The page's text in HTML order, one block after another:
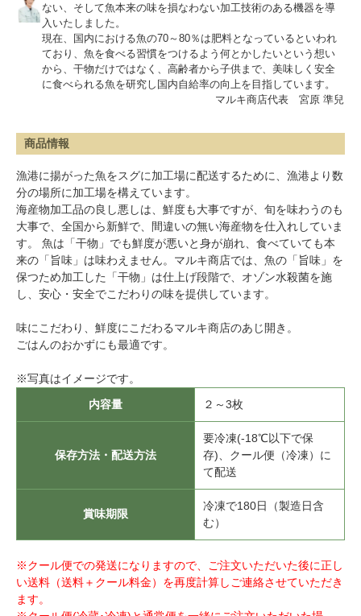
ない、そして魚本来の味を損なわない加工技術のある機器を導
入いたしました。
現在、国内における魚の70～80％は肥料となっているといわれ
ており、魚を食べる習慣をつけるよう何とかしたいという想い
から、干物だけではなく、高齢者から子供まで、美味しく安全
に食べられる魚を研究し国内自給率の向上を目指しています。
マルキ商店代表 宮原 準兒
商品情報
漁港に揚がった魚をスグに加工場に配送するために、漁港より数
分の場所に加工場を構えています。
海産物加工品の良し悪しは、鮮度も大事ですが、旬を味わうのも
大事で、全国から新鮮で、間違いの無い海産物を仕入れしていま
す。 魚は「干物」でも鮮度が悪いと身が崩れ、食べていても本
来の「旨味」は味わえません。マルキ商店では、魚の「旨味」を
保つため加工した「干物」は仕上げ段階で、オゾン水殺菌を施
し、安心・安全でこだわりの味を提供しています。
味にこだわり、鮮度にこだわるマルキ商店のあじ開き。
ごはんのおかずにも最適です。
※写真はイメージです。
内容量
２～3枚
保存方法・配送方法
要冷凍(-18℃以下で保
存)、クール便（冷凍）に
て配送
賞味期限
冷凍で180日（製造日含
む）
※クール便での発送になりますので、ご注文いただいた後に正し
い送料（送料＋クール料金）を再度計算しご連絡させていただき
ます。